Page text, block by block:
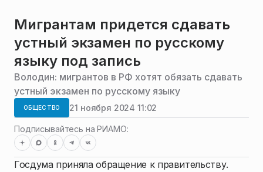
Мигрантам придется сдавать
устный экзамен по русскому
языку под запись
Володин: мигрантов в РФ хотят обязать сдавать
устный экзамен по русскому языку
ОБЩЕСТВО 21 ноября 2024 11:02
Подписывайтесь на РИАМО:
Госдума приняла обращение к правительству.